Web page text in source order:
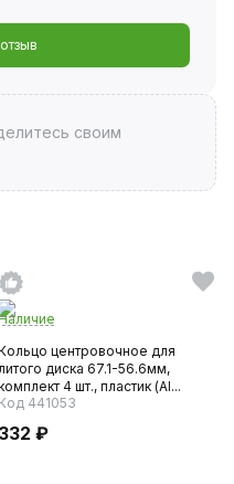
своим
центровочное для
литого диска 67.1-56.6мм,
4 шт., пластик (AI...
Код 441053
332 ₽